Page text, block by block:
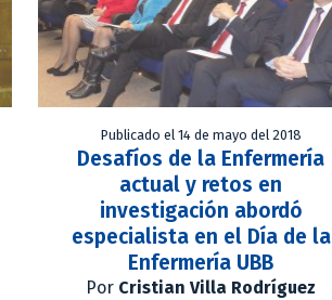
Publicado el 14 de mayo del 2018
Desafíos de la Enfermería
actual y retos en
investigación abordó
especialista en el Día de la
Enfermería UBB
Por Cristian Villa Rodríguez